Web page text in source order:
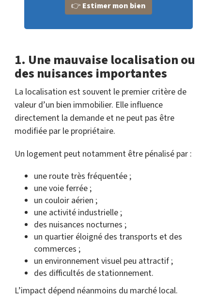
👉 Estimer mon bien
1. Une mauvaise localisation ou
des nuisances importantes
La localisation est souvent le premier critère de
valeur d’un bien immobilier. Elle influence
directement la demande et ne peut pas être
modifiée par le propriétaire.
Un logement peut notamment être pénalisé par :
une route très fréquentée ;
une voie ferrée ;
un couloir aérien ;
une activité industrielle ;
des nuisances nocturnes ;
un quartier éloigné des transports et des
commerces ;
un environnement visuel peu attractif ;
des difficultés de stationnement.
L’impact dépend néanmoins du marché local.